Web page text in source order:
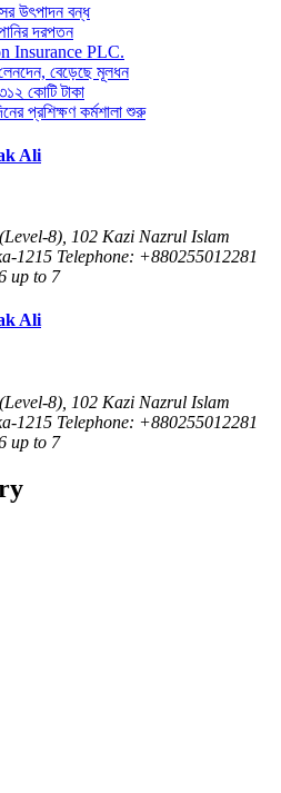
উৎপাদন বন্ধ
দরপতন
Insurance PLC.
বেড়েছে মূলধন
কোটি টাকা
প্রশিক্ষণ কর্মশালা শুরু
Ali
8), 102 Kazi Nazrul Islam
1215 Telephone: +880255012281
up to 7
Ali
8), 102 Kazi Nazrul Islam
1215 Telephone: +880255012281
up to 7